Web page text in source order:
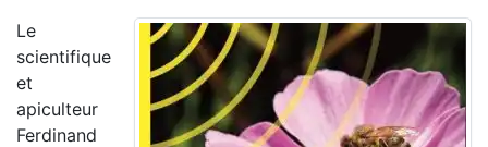
Le
scientifique
et
apiculteur
Ferdinand